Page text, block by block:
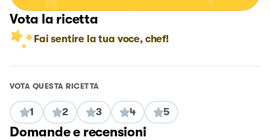
Vota la ricetta
Fai sentire la tua voce, chef!
VOTA QUESTA RICETTA
1 2 3 4 5
Domande e recensioni